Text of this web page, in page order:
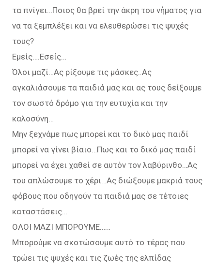
τα πνίγει…Ποιος θα βρεί την άκρη του νήματος για
να τα ξεμπλέξει και να ελευθερώσει τις ψυχές
τους?
Εμείς….Εσείς…
Όλοι μαζί…Ας ρίξουμε τις μάσκες..Ας
αγκαλιάσουμε τα παιδιά μας και ας τους δείξουμε
τον σωστό δρόμο για την ευτυχία και την
καλοσύνη…
Μην ξεχνάμε πως μπορεί και το δικό μας παιδί
μπορεί να γίνει βίαιο…Πως και το δικό μας παιδί
μπορεί να έχει χαθεί σε αυτόν τον λαβύρινθο…Ας
του απλώσουμε το χέρι…Ας διώξουμε μακριά τους
φόβους που οδηγούν τα παιδιά μας σε τέτοιες
καταστάσεις…
ΟΛΟΙ ΜΑΖΙ ΜΠΟΡΟΥΜΕ……
Μπορούμε να σκοτώσουμε αυτό το τέρας που
τρώει τις ψυχές και τις ζωές της ελπίδας